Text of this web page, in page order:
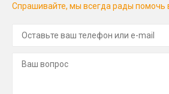
Спрашивайте, мы всегда рады помочь